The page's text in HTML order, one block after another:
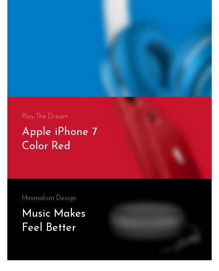
Play The Dream
Apple iPhone 7
Color Red
Minimalism Design
Music Makes
Feel Better